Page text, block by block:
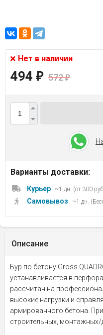
Нет в наличии
494 ₽ 572₽
Варианты доставки:
Курьер ~1 дн. (от 300
Самовывоз ~1 дн.
Описание
Бур по бетону Gross
устанавливается в
рассчитан на
высокие нагрузки и
армированного бетона.
строительных,